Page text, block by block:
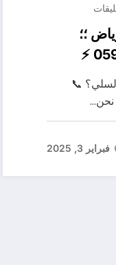
؛؛
📞
فبراير 3, 2025